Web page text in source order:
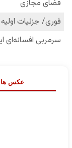
عکس ها